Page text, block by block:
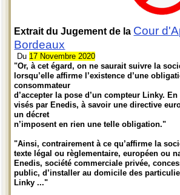
Extrait du Jugement de la Cour
Bordeaux
Du 17 Novembre 2020
"Or, à cet égard, on ne saurait suivre la
lorsqu’elle affirme l’existence d’une
consommateur
d’accepter la pose d’un compteur Linky.
visés par Enedis, à savoir une directive
un décret
n’imposent en rien une telle obligation."
"Ainsi, contrairement à ce qu’affirme la
texte légal ou règlementaire, européen ou
Enedis, société commerciale privée,
public, d’installer au domicile des
Linky ..."